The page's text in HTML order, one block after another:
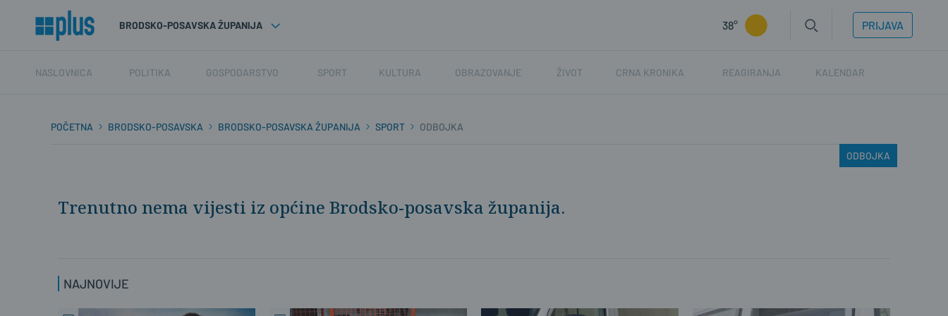
BRODSKO-POSAVSKA ŽUPANIJA 38° PRIJAVA
NASLOVNICA POLITIKA GOSPODARSTVO SPORT KULTURA OBRAZOVANJE ŽIVOT CRNA KRONIKA REAGIRANJA KALENDAR
POČETNA BRODSKO-POSAVSKA BRODSKO-POSAVSKA ŽUPANIJA SPORT ODBOJKA
ODBOJKA
Trenutno nema vijesti iz općine Brodsko-posavska županija.
NAJNOVIJE